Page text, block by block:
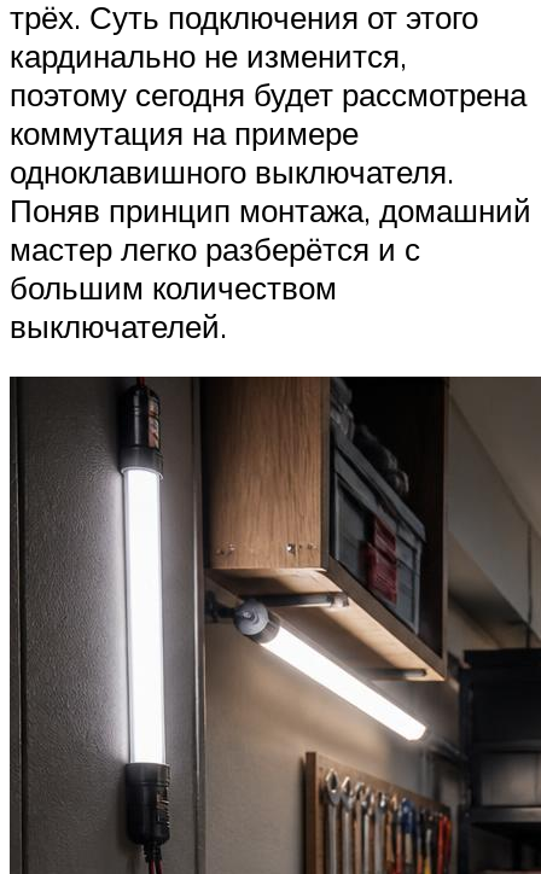
трёх. Суть подключения от этого
кардинально не изменится,
поэтому сегодня будет рассмотрена
коммутация на примере
одноклавишного выключателя.
Поняв принцип монтажа, домашний
мастер легко разберётся и с
большим количеством
выключателей.